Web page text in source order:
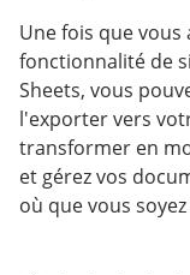
Une fois que
fonctionnalité de
Sheets, vous
l'exporter vers
transformer en
et gérez vos
où que vous